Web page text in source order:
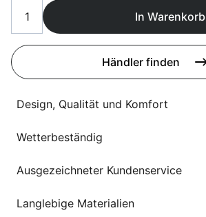
Uber uns
Sprachwahl
In Warenkorb
Händler finden
Design, Qualität und Komfort
Wetterbeständig
Ausgezeichneter Kundenservice
Langlebige Materialien